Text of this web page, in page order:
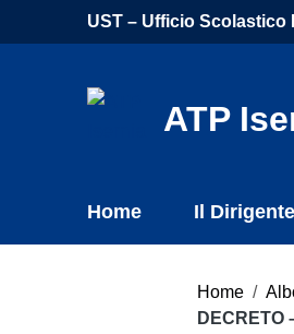
Vai ai contenuti
Vai al menu di navigazione
UST – Ufficio Scolastico
ATP
Home Il Dirigente
Home /
DECRETO